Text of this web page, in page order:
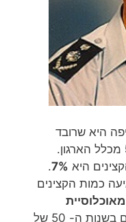
היא שרובד
מכלל הארגון.
היא 7%
.
כמות הקצינים
קצינים בשנות ה- 50 של